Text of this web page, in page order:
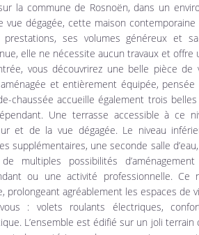
la commune de Rosnoën, dans un
vue dégagée, cette maison
ses volumes généreux et
elle ne nécessite aucun travaux et
vous découvrirez une belle pièce
et entièrement équipée,
chaussée accueille également trois
Une terrasse accessible à ce
et de la vue dégagée. Le niveau
supplémentaires, une seconde salle
multiples possibilités
ou une activité professionnelle.
prolongeant agréablement les espaces de
vous : volets roulants électriques,
L’ensemble est édifié sur un joli